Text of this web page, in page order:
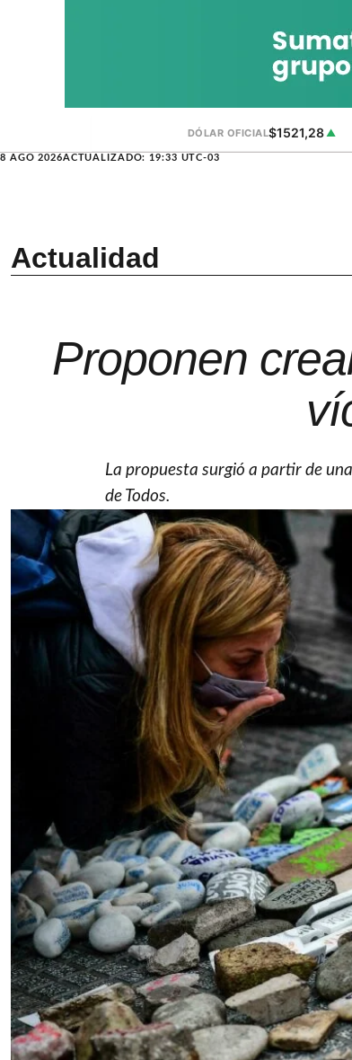
DÓLAR OFICIAL$1521,28 ▲
8 AGO 2026ACTUALIZADO: 19:33 UTC-03
Actualidad
Proponen
La propuesta surgió a partir de
de Todos.